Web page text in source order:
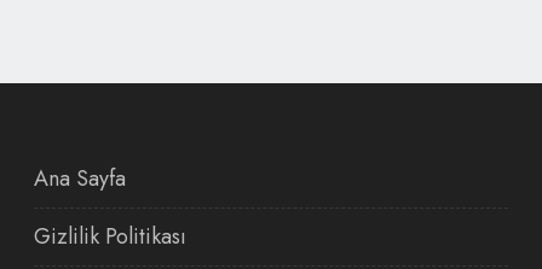
Ana Sayfa
Gizlilik Politikası